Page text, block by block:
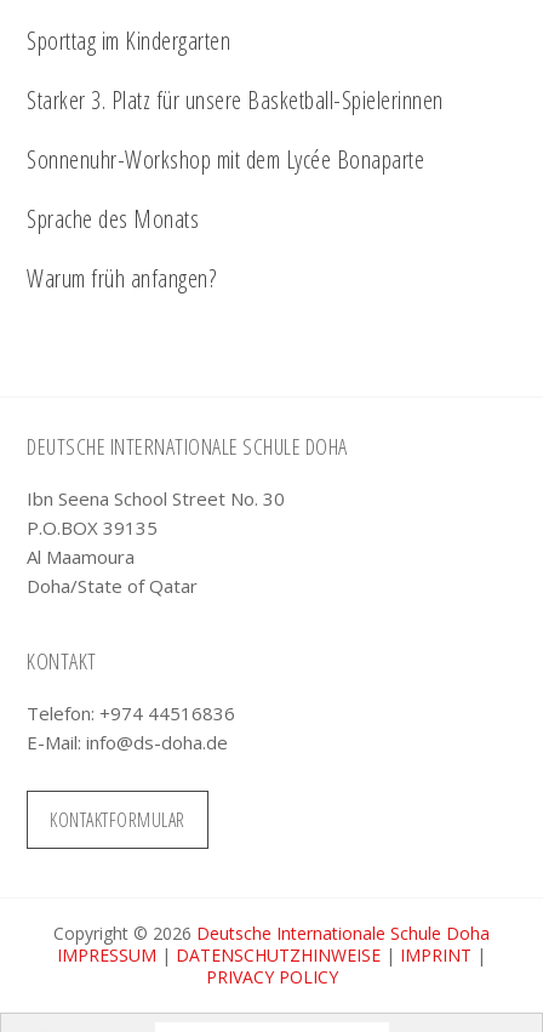
Sporttag im Kindergarten
Starker 3. Platz für unsere Basketball-Spielerinnen
Sonnenuhr-Workshop mit dem Lycée Bonaparte
Sprache des Monats
Warum früh anfangen?
Footer
DEUTSCHE INTERNATIONALE SCHULE DOHA
Ibn Seena School Street No. 30
P.O.BOX 39135
Al Maamoura
Doha/State of Qatar
KONTAKT
Telefon: +974 44516836
E-Mail:info@ds-doha.de
KONTAKTFORMULAR
Copyright © 2026 Deutsche Internationale Schule Doha
IMPRESSUM | DATENSCHUTZHINWEISE | IMPRINT |
PRIVACY POLICY